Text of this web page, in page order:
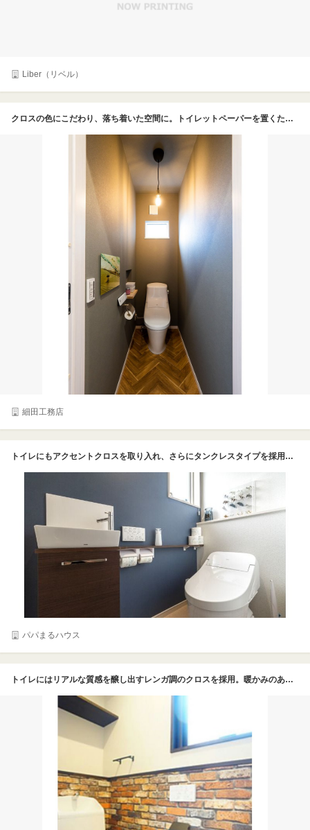
Liber（リベル）
クロスの色にこだわり、落ち着いた空間に。トイレットペーパーを置くためにニッチも設けている
細田工務店
トイレにもアクセントクロスを取り入れ、さらにタンクレスタイプを採用。すっきりとした見た目で、空間全体のデザインがさらに引き立っています。
パパまるハウス
トイレにはリアルな質感を醸し出すレンガ調のクロスを採用。暖かみのある色で、トイレの中も落ち着きのある空間を演出している。